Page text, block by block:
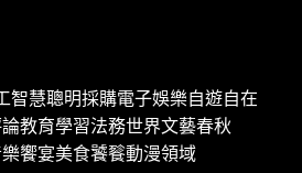
智慧聰明採購電子娛樂自遊自在
教育學習法務世界文藝春秋
饗宴美食饕餮動漫領域